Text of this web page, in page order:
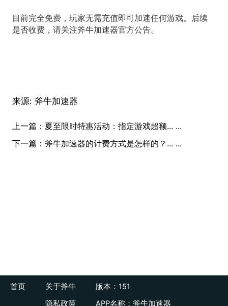
目前完全免费，玩家无需充值即可加速任何游戏。后续
是否收费，请关注斧牛加速器官方公告。
来源: 斧牛加速器
上一篇： 夏至限时特惠活动：指定游戏超额... ...
下一篇：斧牛加速器的计费方式是怎样的？... ...
首页
关于斧牛
隐私政策
版本：151
APP名称：斧牛加速器